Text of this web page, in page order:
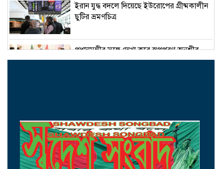
ইরান যুদ্ধ বদলে দিয়েছে ইউরোপের গ্রীষ্মকালীন
ছুটির ভ্রমণচিত্র
প্রধানমন্ত্রীর সঙ্গে দেখা করে স্বপ্নপূরণ অনুশ্রীর,
মিলল হারমোনিয়াম উপহার
ওমানের সঙ্গে চুক্তি হলেও এখনই খুলছে না
হরমুজ, ঘোষণা ইরানের